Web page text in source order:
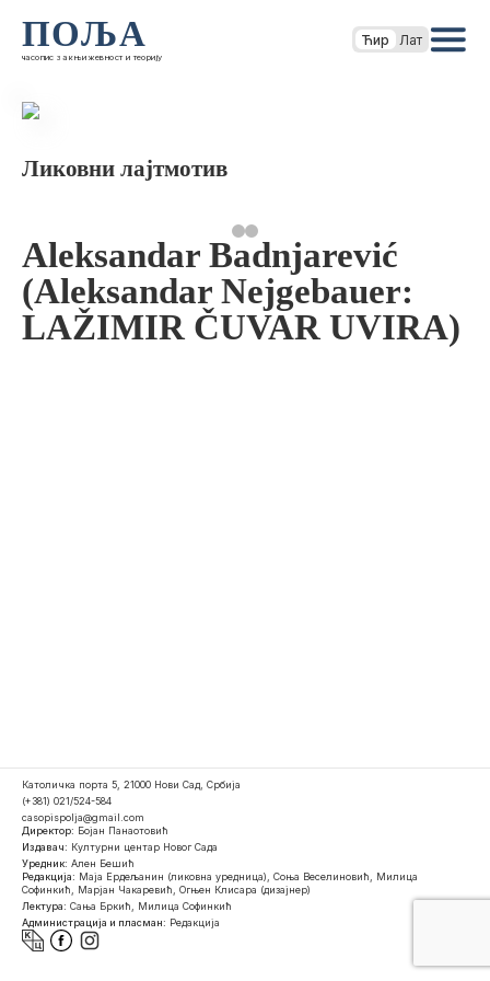
ПОЉА
часопис за књижевност и теорију
Ћир Лат
Ликовни лајтмотив
Aleksandar Badnjarević
(Aleksandar Nejgebauer:
LAŽIMIR ČUVAR UVIRA)
Католичка порта 5, 21000 Нови Сад, Србија
(+381) 021/524-584
casopispolja@gmail.com
Директор: Бојан Панаотовић
Издавач: Културни центар Новог Сада
Уредник: Ален Бешић
Редакција: Маја Ердељанин (ликовна уредница), Соња Веселиновић, Милица
Софинкић, Марјан Чакаревић, Огњен Клисара (дизајнер)
Лектура: Сања Бркић, Милица Софинкић
Администрација и пласман: Редакција